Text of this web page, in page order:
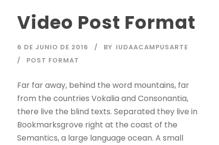
Video Post Format
6 DE JUNIO DE 2016 BY IUDAACAMPUSARTE
POST FORMAT
Far far away, behind the word mountains, far
from the countries Vokalia and Consonantia,
there live the blind texts. Separated they live in
Bookmarksgrove right at the coast of the
Semantics, a large language ocean. A small